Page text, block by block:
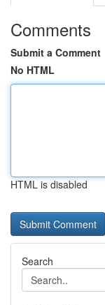
Comments
Submit a Comment
No HTML
HTML is disabled
Search